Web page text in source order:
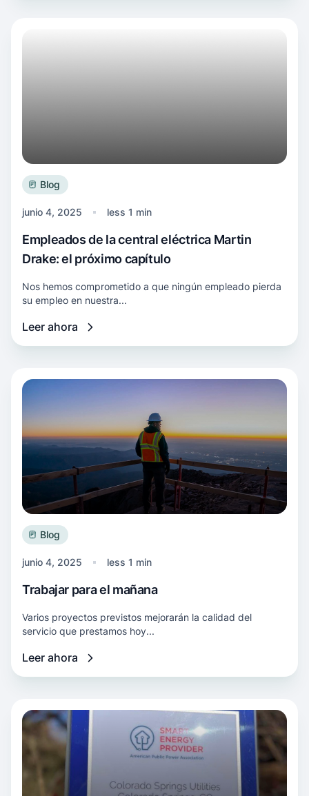
Blog
junio 4, 2025 less 1 min
Empleados de la central eléctrica Martin
Drake: el próximo capítulo
Nos hemos comprometido a que ningún empleado pierda
su empleo en nuestra...
Leer ahora
Blog
junio 4, 2025 less 1 min
Trabajar para el mañana
Varios proyectos previstos mejorarán la calidad del
servicio que prestamos hoy...
Leer ahora
Más información Trabajar para el mañana
Más información La planificación